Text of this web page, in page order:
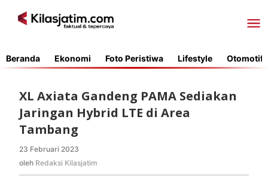
Beranda Ekonomi Foto Peristiwa Lifestyle Otomotif
XL Axiata Gandeng PAMA Sediakan
Jaringan Hybrid LTE di Area
Tambang
23 Februari 2023
Redaksi
oleh Redaksi Kilasjatim